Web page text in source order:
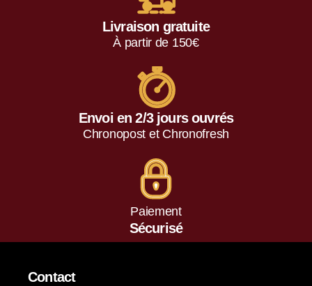
Livraison gratuite
À partir de 150€
Envoi en 2/3 jours ouvrés
Chronopost et Chronofresh
Paiement
Sécurisé
Contact